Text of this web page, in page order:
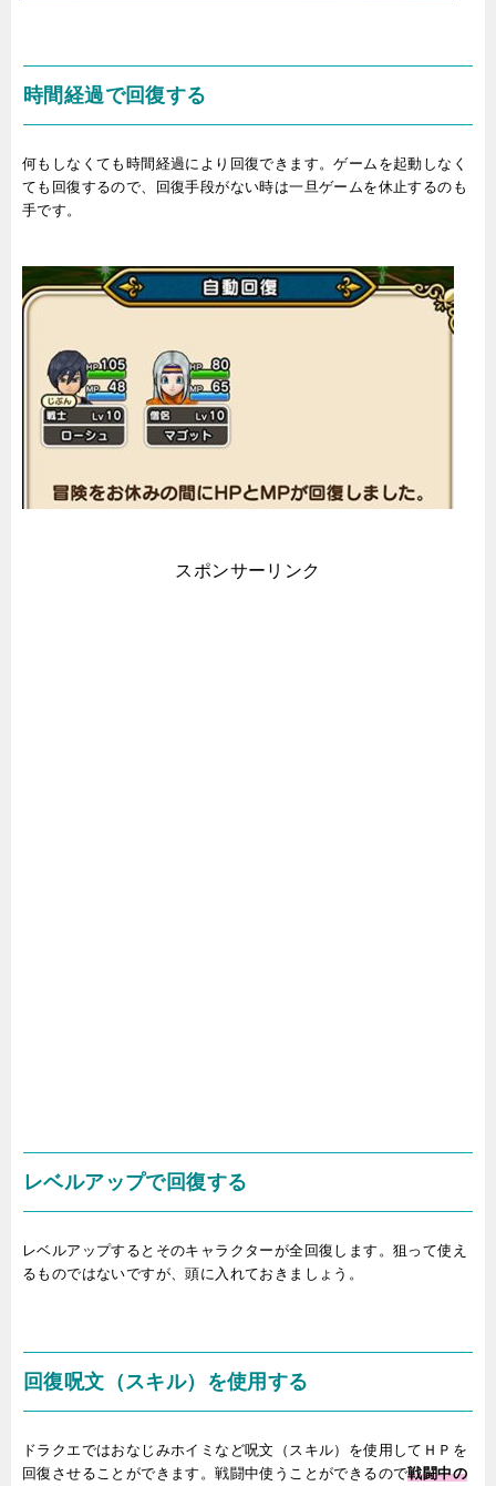
時間経過で回復する
何もしなくても時間経過により回復できます。ゲームを起動しなく
ても回復するので、回復手段がない時は一旦ゲームを休止するのも
手です。
スポンサーリンク
レベルアップで回復する
レベルアップするとそのキャラクターが全回復します。狙って使え
るものではないですが、頭に入れておきましょう。
回復呪文（スキル）を使用する
ドラクエではおなじみホイミなど呪文（スキル）を使用してＨＰを
回復させることができます。戦闘中使うことができるので戦闘中の